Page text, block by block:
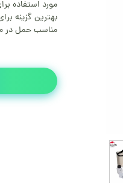
مورد استفاده
بهترین گزینه
مناسب حمل در